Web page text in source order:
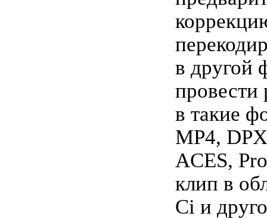
в другой
провести
в такие
MP4,
ACES,
клип в
Ci и